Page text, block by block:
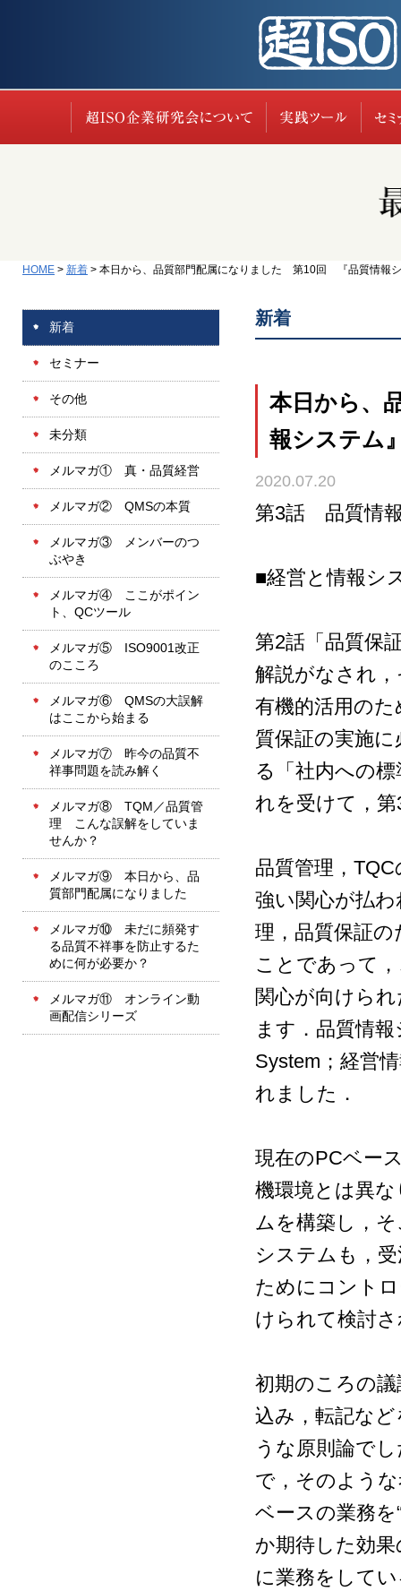
超ISO企業研究会に
HOME > 新着 > 本日から、品質部門配属になりました 第10回 『品質情
新着
セミナー
その他
未分類
メルマガ① 真・品質経営
メルマガ② QMSの本質
メルマガ③ メンバーのつ
ぶやき
メルマガ④ ここがポイン
ト、QCツール
メルマガ⑤ ISO9001改正
のこころ
メルマガ⑥ QMSの大誤解
はここから始まる
メルマガ⑦ 昨今の品質不
祥事問題を読み解く
メルマガ⑧ TQM／品質管
理 こんな誤解をしていま
せんか？
メルマガ⑨ 本日から、品
質部門配属になりました
メルマガ⑩ 未だに頻発す
る品質不祥事を防止するた
めに何が必要か？
メルマガ⑪ オンライン動
画配信シリーズ
新着
本日から、
報システ
2020.07.20
第3話 品質情
■経営と情報シ
第2話「品質保
解説がなされ
有機的活用の
質保証の実施
る「社内への
れを受けて，
品質管理，
強い関心が払
理，品質保証
ことであって
関心が向けら
ます．品質情
System；経営
れました．
現在のPCベー
機環境とは異
ムを構築し，
システムも，
ためにコント
けられて検討
初期のころの
込み，転記な
うな原則論で
で，そのよう
ベースの業務
か期待した効
に業務をして